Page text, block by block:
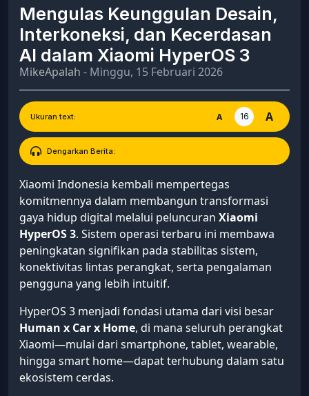
Mengulas Keunggulan Desain,
Interkoneksi, dan Kecerdasan
AI dalam Xiaomi HyperOS 3
MikeApalah - Minggu, 15 Februari 2026
Ukuran text: A 16 A
Dengarkan Berita:
Xiaomi Indonesia kembali mempertegas
komitmennya dalam membangun transformasi
gaya hidup digital melalui peluncuran Xiaomi
HyperOS 3. Sistem operasi terbaru ini membawa
peningkatan signifikan pada stabilitas sistem,
konektivitas lintas perangkat, serta pengalaman
pengguna yang lebih intuitif.
HyperOS 3 menjadi fondasi utama dari visi besar
Human x Car x Home, di mana seluruh perangkat
Xiaomi—mulai dari smartphone, tablet, wearable,
hingga smart home—dapat terhubung dalam satu
ekosistem cerdas.